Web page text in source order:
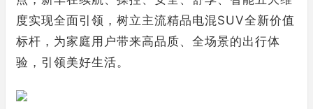
度实现全面引领，树立主流精品电混SUV全新价值
标杆，为家庭用户带来高品质、全场景的出行体
验，引领美好生活。